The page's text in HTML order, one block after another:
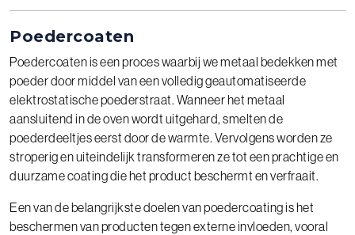
Poedercoaten
Poedercoaten is een proces waarbij we metaal bedekken met
poeder door middel van een volledig geautomatiseerde
elektrostatische poederstraat. Wanneer het metaal
aansluitend in de oven wordt uitgehard, smelten de
poederdeeltjes eerst door de warmte. Vervolgens worden ze
stroperig en uiteindelijk transformeren ze tot een prachtige en
duurzame coating die het product beschermt en verfraait.
Een van de belangrijkste doelen van poedercoating is het
beschermen van producten tegen externe invloeden, vooral